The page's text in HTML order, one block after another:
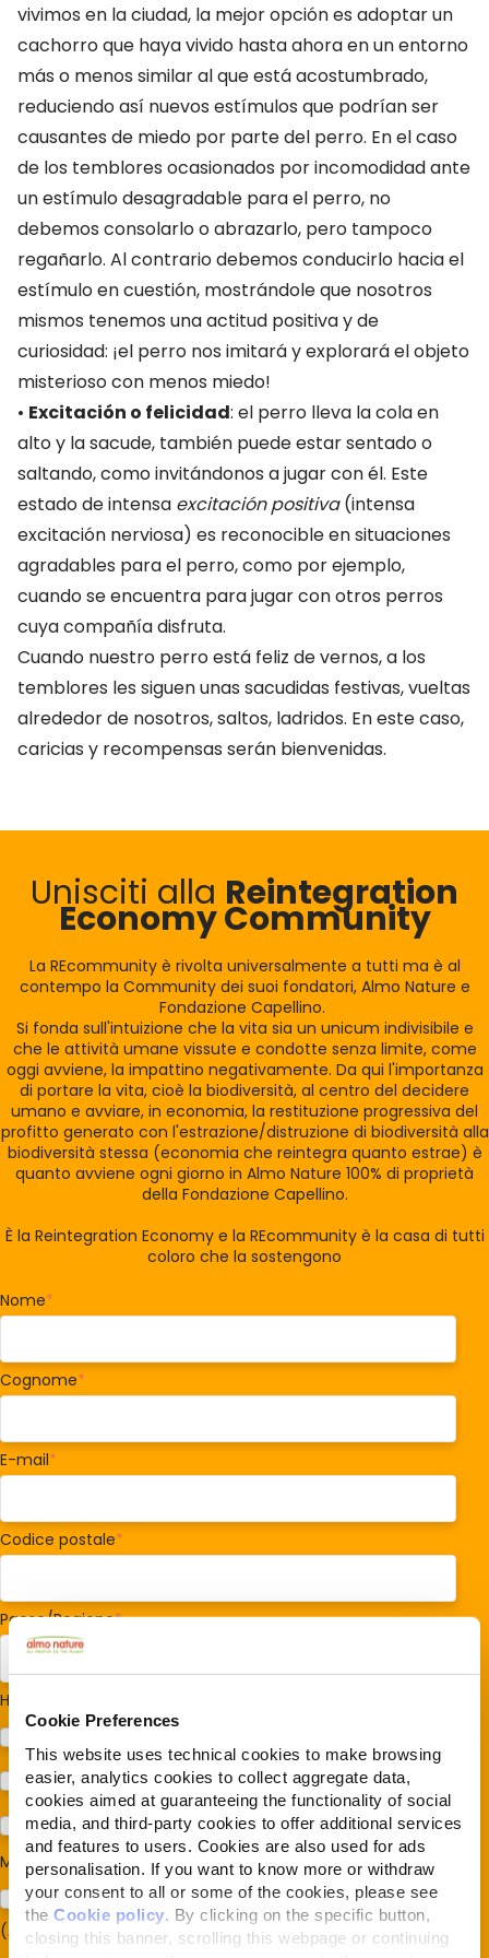
Cookie Preferences
This website uses technical cookies to make browsing
easier, analytics cookies to collect aggregate data,
cookies aimed at guaranteeing the functionality of social
media, and third-party cookies to offer additional services
and features to users. Cookies are also used for ads
personalisation. If you want to know more or withdraw
your consent to all or some of the cookies, please see
the Cookie policy . By clicking on the specific button,
closing this banner, scrolling this webpage or continuing
vivimos en la ciudad, la mejor opción es adoptar un
cachorro que haya vivido hasta ahora en un entorno
más o menos similar al que está acostumbrado,
reduciendo así nuevos estímulos que podrían ser
causantes de miedo por parte del perro. En el caso
de los temblores ocasionados por incomodidad ante
un estímulo desagradable para el perro, no
debemos consolarlo o abrazarlo, pero tampoco
regañarlo. Al contrario debemos conducirlo hacia el
estímulo en cuestión, mostrándole que nosotros
mismos tenemos una actitud positiva y de
curiosidad: ¡el perro nos imitará y explorará el objeto
misterioso con menos miedo!
• Excitación o felicidad: el perro lleva la cola en
alto y la sacude, también puede estar sentado o
saltando, como invitándonos a jugar con él. Este
estado de intensa excitación positiva(intensa
excitación nerviosa) es reconocible en situaciones
agradables para el perro, como por ejemplo,
cuando se encuentra para jugar con otros perros
cuya compañía disfruta.
Cuando nuestro perro está feliz de vernos, a los
temblores les siguen unas sacudidas festivas, vueltas
alrededor de nosotros, saltos, ladridos. En este caso,
caricias y recompensas serán bienvenidas.
Unisciti alla Reintegration
Economy Community
La REcommunity è rivolta universalmente a tutti ma è al
contempo la Community dei suoi fondatori, Almo Nature e
Fondazione Capellino.
Si fonda sull'intuizione che la vita sia un unicum indivisibile e
che le attività umane vissute e condotte senza limite, come
oggi avviene, la impattino negativamente. Da qui l'importanza
di portare la vita, cioè la biodiversità, al centro del decidere
umano e avviare, in economia, la restituzione progressiva del
profitto generato con l'estrazione/distruzione di biodiversità alla
biodiversità stessa (economia che reintegra quanto estrae) è
quanto avviene ogni giorno in Almo Nature 100% di proprietà
della Fondazione Capellino.
È la Reintegration Economy e la REcommunity è la casa di tutti
coloro che la sostengono
Nome*
Cognome*
E-mail*
Codice postale*
Paese/Regione*
Hai cani o gatti?
Gatto
Per ora no
Mi interessa:*
Sostegno al modello della Reintegration Economy
(Almonature - Fondazione Capellino)